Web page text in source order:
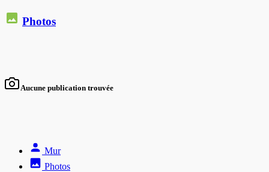
Photos
Aucune publication trouvée
Mur
Photos